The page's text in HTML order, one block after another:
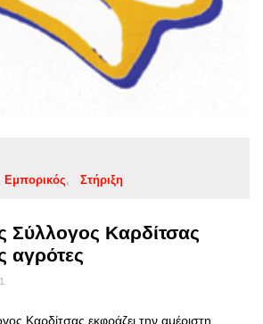
Εμπορικός Στήριξη
Σύλλογος Καρδίτσας
αγρότες
Καρδίτσας εκφράζει την αμέριστη